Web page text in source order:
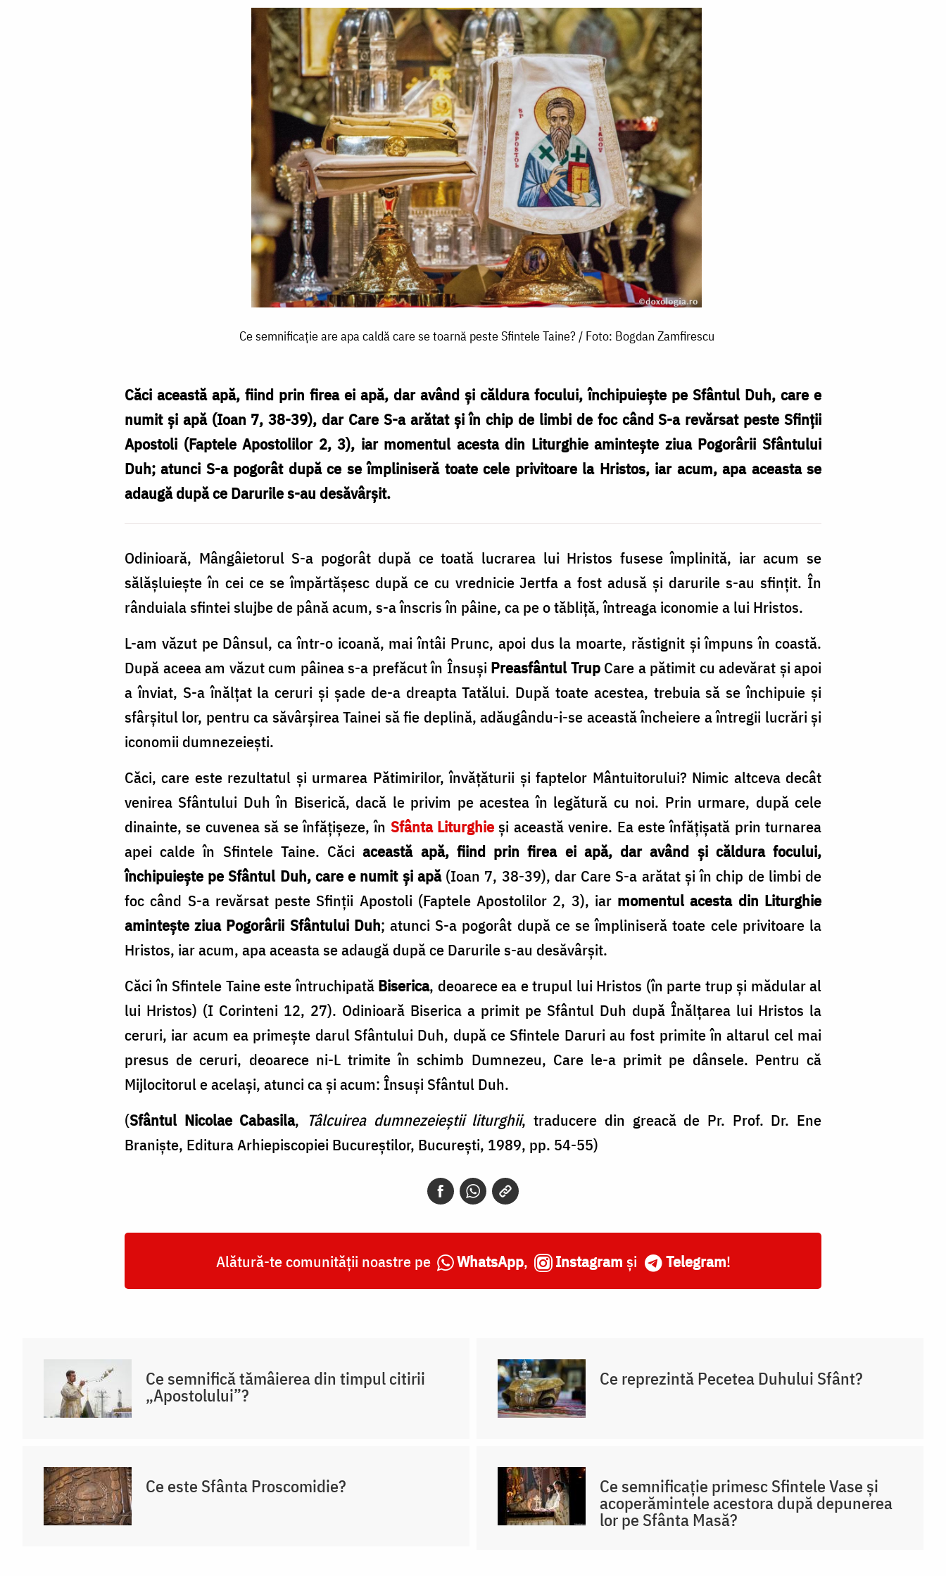
Ce semnificație are apa caldă care se toarnă peste Sfintele Taine? / Foto: Bogdan Zamfirescu
Căci această apă, fiind prin firea ei apă, dar având și căldura focului, închipuiește pe Sfântul Duh, care e
numit și apă (Ioan 7, 38-39), dar Care S-a arătat și în chip de limbi de foc când S-a revărsat peste Sfinții
Apostoli (Faptele Apostolilor 2, 3), iar momentul acesta din Liturghie amintește ziua Pogorârii Sfântului
Duh; atunci S-a pogorât după ce se împliniseră toate cele privitoare la Hristos, iar acum, apa aceasta se
adaugă după ce Darurile s-au desăvârșit.
Odinioară, Mângâietorul S-a pogorât după ce toată lucrarea lui Hristos fusese împlinită, iar acum se
sălășluiește în cei ce se împărtășesc după ce cu vrednicie Jertfa a fost adusă și darurile s-au sfințit. În
rânduiala sfintei slujbe de până acum, s-a înscris în pâine, ca pe o tăbliță, întreaga iconomie a lui Hristos.
L-am văzut pe Dânsul, ca într-o icoană, mai întâi Prunc, apoi dus la moarte, răstignit și împuns în coastă.
După aceea am văzut cum pâinea s-a prefăcut în Însuși Preasfântul TrupCare a pătimit cu adevărat și apoi
a înviat, S-a înălțat la ceruri și șade de-a dreapta Tatălui. După toate acestea, trebuia să se închipuie și
sfârșitul lor, pentru ca săvârșirea Tainei să fie deplină, adăugându-i-se această încheiere a întregii lucrări și
iconomii dumnezeiești.
Căci, care este rezultatul și urmarea Pătimirilor, învățăturii și faptelor Mântuitorului? Nimic altceva decât
venirea Sfântului Duh în Biserică, dacă le privim pe acestea în legătură cu noi. Prin urmare, după cele
dinainte, se cuvenea să se înfățișeze, în Sfânta Liturghie și această venire. Ea este înfățișată prin turnarea
apei calde în Sfintele Taine. Căciaceastă apă, fiind prin firea ei apă, dar având și căldura focului,
închipuiește pe Sfântul Duh, care e numit și apă(Ioan 7, 38-39), dar Care S-a arătat și în chip de limbi de
foc când S-a revărsat peste Sfinții Apostoli (Faptele Apostolilor 2, 3), iar momentul acesta din Liturghie
amintește ziua Pogorârii Sfântului Duh; atunci S-a pogorât după ce se împliniseră toate cele privitoare la
Hristos, iar acum, apa aceasta se adaugă după ce Darurile s-au desăvârșit.
Căci în Sfintele Taine este întruchipată Biserica, deoarece ea e trupul lui Hristos (în parte trup și mădular al
lui Hristos) (I Corinteni 12, 27). Odinioară Biserica a primit pe Sfântul Duh după Înălțarea lui Hristos la
ceruri, iar acum ea primește darul Sfântului Duh, după ce Sfintele Daruri au fost primite în altarul cel mai
presus de ceruri, deoarece ni-L trimite în schimb Dumnezeu, Care le-a primit pe dânsele. Pentru că
Mijlocitorul e același, atunci ca și acum: Însuși Sfântul Duh.
(Sfântul Nicolae Cabasila, Tâlcuirea dumnezeieștii liturghii, traducere din greacă de Pr. Prof. Dr. Ene
Braniște, Editura Arhiepiscopiei Bucureștilor, București, 1989, pp. 54-55)
Alătură-te comunității noastre pe WhatsApp, Instagram și Telegram!
Ce semnifică tămâierea din timpul citirii
„Apostolului”?
Ce reprezintă Pecetea Duhului Sfânt?
Ce este Sfânta Proscomidie? Ce semnificație primesc Sfintele Vase și
acoperămintele acestora după depunerea
lor pe Sfânta Masă?